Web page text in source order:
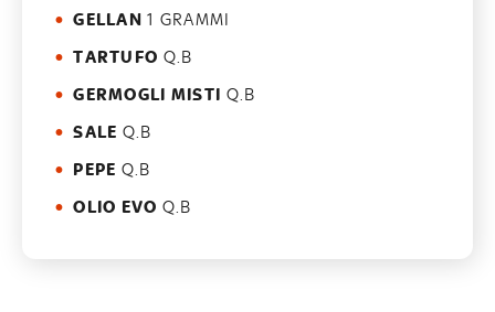
GELLAN 1 GRAMMI
TARTUFO Q.B
GERMOGLI MISTI Q.B
SALE Q.B
PEPE Q.B
OLIO EVO Q.B